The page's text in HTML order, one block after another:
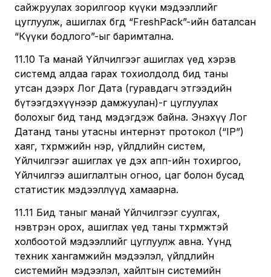
сайжруулах зорилгоор күүки мэдээллийг
цуглуулж, ашиглах бөгөөд “FreshPack”-ийн баталсан
“Күүки бодлого”-ыг баримтална.
11.10 Та манай Үйлчилгээг ашиглах үед хэрэв
системд алдаа гарах тохиолдолд бид таны
утсан дээрх Лог Дата (гуравдагч этгээдийн
бүтээгдэхүүнээр дамжуулан)-г цуглуулах
болохыг бид танд мэдэгдэж байна. Энэхүү Лог
Датанд таны утасны интернэт протокол (“IP”)
хаяг, төхөөрөмжийн нэр, үйлдлийн систем,
Үйлчилгээг ашиглах үе дэх апп-ийн тохиргоо,
Үйлчилгээ ашиглалтын огноо, цаг болон бусад
статистик мэдээллүүд хамаарна.
11.11 Бид таныг манай Үйлчилгээг суулгах,
нэвтрэн орох, ашиглах үед таны төхөөрөмжтэй
холбоотой мэдээллийг цуглуулж авна. Үүнд
техник хангамжийн мэдээлэл, үйлдлийн
системийн мэдээлэл, хайлтын системийн